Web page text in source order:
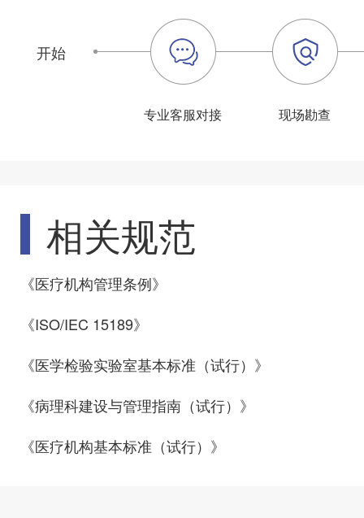
开始
专业客服对接 现场勘查
相关规范
《医疗机构管理条例》
《ISO/IEC 15189》
《医学检验实验室基本标准（试行）》
《病理科建设与管理指南（试行）》
《医疗机构基本标准（试行）》